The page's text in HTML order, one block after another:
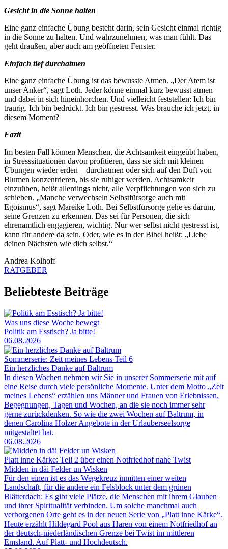
Gesicht in die Sonne halten
Eine ganz einfache Übung besteht darin, sein Gesicht einmal richtig
in die Sonne zu halten. Und wahrzunehmen, was man fühlt. Das
geht draußen, aber auch am geöffneten Fenster.
Einfach tief durchatmen
Eine ganz einfache Übung ist das bewusste Atmen. „Der Atem ist
unser Anker“, sagt Loth. Jeder könne einmal kurz bewusst atmen
und dabei in sich hineinhorchen. Und vielleicht feststellen: Ich bin
traurig. Ich bin bedrückt. Ich bin gestresst. Was brauche ich jetzt, in
diesem Moment?
Fazit
Im besten Fall können Menschen, die Achtsamkeit eingeübt haben,
in Stresssituationen davon profitieren, dass sie sich mit kleinen
Übungen wieder erden – durchatmen oder sich auf den Duft von
Blumen konzentrieren, bis sie ruhiger werden. Achtsamkeit
einzuüben, heißt allerdings nicht, alle Verpflichtungen von sich zu
schieben. „Manche verwechseln Selbstfürsorge auch mit
Egoismus“, sagt Mareike Loth. Bei Selbstfürsorge gehe es darum,
seine Grenzen zu erkennen. Das sei für Personen, die sich
ehrenamtlich engagieren, wichtig. Nur wer selbst nicht gestresst ist,
kann für andere da sein. Oder, wie es in der Bibel heißt: „Liebe
deinen Nächsten wie dich selbst.“
Andrea Kolhoff
RATGEBER
Beliebteste Beiträge
Was uns diese Woche bewegt
Politik am Esstisch? Ja bitte!
06.08.2026
Sommerserie: Zeit meines Lebens Teil 6
Ein herzliches Danke auf Baltrum
In diesen Wochen nehmen wir Sie in unserer Sommerserie mit auf
eine Reise durch viele persönliche Momente. Unter dem Motto „Zeit
meines Lebens“ erzählen uns Männer und Frauen von Erlebnissen,
Begegnungen, Tagen und Wochen, an die sie noch immer sehr
gerne zurückdenken. So wie die zwei Wochen auf Baltrum, in
denen Carolina Holzer Angebote in der Urlauberseelsorge
mitgestaltet hat.
06.08.2026
Platt inne Kärke: Teil 2 über einen Notfriedhof nahe Twist
Midden in däi Felder un Wisken
Für den einen ist es das Wegekreuz inmitten einer weiten
Landschaft, für die andere ein Felsblock unter dem grünen
Blätterdach: Es gibt viele Plätze, die Menschen mit ihrem Glauben
und ihrer Spiritualität verbinden. Um solche manchmal auch
verborgenen Orte geht es in der neuen Serie von „Platt inne Kärke“.
Heute erzählt Hildegard Pool aus Haren von einem Notfriedhof an
der deutsch-niederländischen Grenze bei Twist im mittleren
Emsland. Auf Platt- und Hochdeutsch.